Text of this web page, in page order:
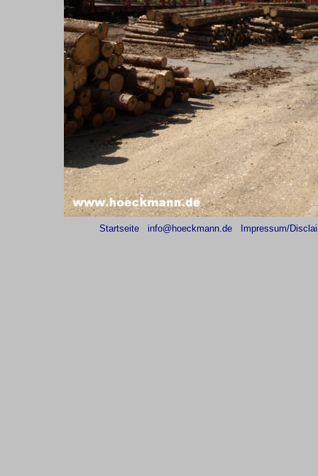
Startseite info@hoeckmann.de Impressum/